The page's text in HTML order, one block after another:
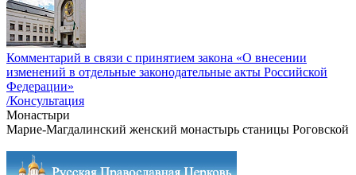
Комментарий в связи с принятием закона «О внесении
изменений в отдельные законодательные акты Российской
Федерации»
/Консультация
Монастыри
Марие-Магдалинский женский монастырь станицы Роговской